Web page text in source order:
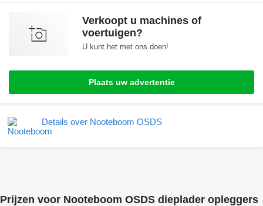
Verkoopt u machines of
voertuigen?
U kunt het met ons doen!
Plaats uw advertentie
Details over Nooteboom OSDS
Prijzen voor Nooteboom OSDS dieplader opleggers